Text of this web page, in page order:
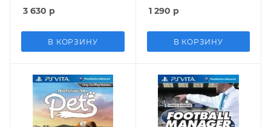
Покидая Готэм) (PS Vita)
3 630 р
В КОРЗИНУ
1 290 р
В КОРЗИНУ